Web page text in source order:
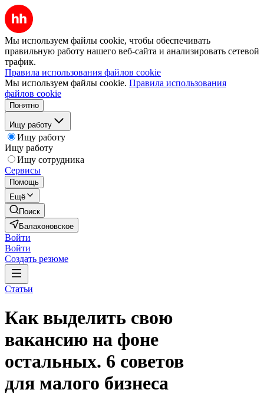
Мы используем файлы cookie, чтобы обеспечивать
правильную работу нашего веб-сайта и анализировать сетевой
трафик.
Правила использования файлов cookie
Мы используем файлы cookie. Правила использования
файлов cookie
Понятно
Ищу работу
Ищу работу
Ищу работу
Ищу сотрудника
Сервисы
Помощь
Ещё
Поиск
Балахоновское
Войти
Войти
Создать резюме
Статьи
Как выделить свою
вакансию на фоне
остальных. 6 советов
для малого бизнеса